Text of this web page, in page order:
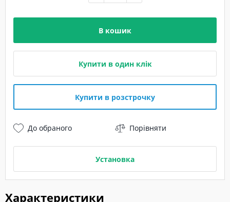
Характеристики
В кошик
Купити в один клік
Купити в розстрочку
До обраного Порівняти
Установка